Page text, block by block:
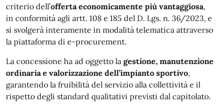
criterio dell’offerta economicamente più vantaggiosa,
in conformità agli artt. 108 e 185 del D. Lgs. n. 36/2023, e
si svolgerà interamente in modalità telematica attraverso
la piattaforma di e-procurement.
La concessione ha ad oggetto la gestione, manutenzione
ordinaria e valorizzazione dell’impianto sportivo,
garantendo la fruibilità del servizio alla collettività e il
rispetto degli standard qualitativi previsti dal capitolato.